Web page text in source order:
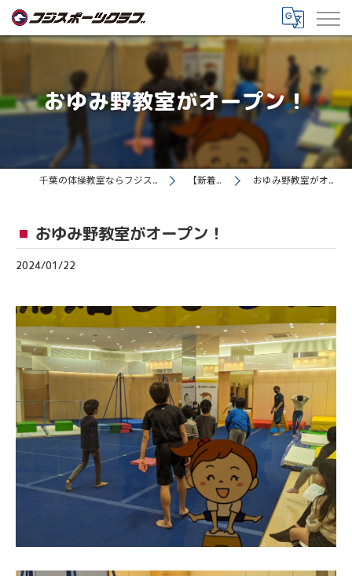
おゆみ野教室がオープン！
千葉の体操教室ならフジスポーツクラブ 【新着情報】 おゆみ野教室がオープン！
おゆみ野教室がオープン！
2024/01/22